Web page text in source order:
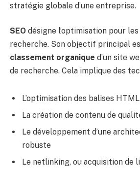
stratégie globale d’une entreprise.
SEO désigne l’optimisation pour
recherche. Son objectif principal
classement organique d’un site
de recherche. Cela implique des
L’optimisation des balises HTML
La création de contenu de
Le développement d’une
robuste
Le netlinking, ou acquisition de